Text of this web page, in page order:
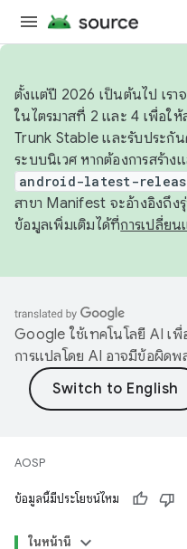
ตั้งแต่ปี 2026 เป็นต้นไป เรา
ในไตรมาสที่ 2 และ 4 เพื่อใ
Trunk Stable และรับประกั
ระบบนิเวศ หากต้องการสร้า
android-latest-
สาขา Manifest จะอ้างอิงถึ
ข้อมูลเพิ่มเติมได้ที่การเปลี่ย
Google ใช้เทคโนโลยี AI เ
การแปลโดย AI อาจมีข้อผิดพ
AOSP
ข้อมูลนี้มีประโยชน์ไหม
ในหน้านี้